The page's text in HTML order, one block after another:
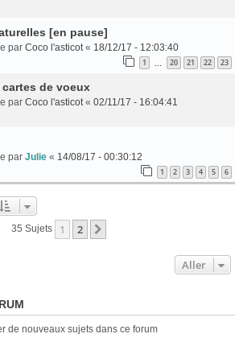
[en pause]
par Coco l'asticot « 18/12/17 - 12:03:40
1 20 21 22 23
de voeux
par Coco l'asticot « 02/11/17 - 16:04:41
par Julie « 14/08/17 - 00:30:12
1 2 3 4 5 6
35 Sujets 1 2
Aller
de nouveaux sujets dans ce forum